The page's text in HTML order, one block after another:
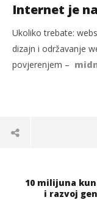
Internet je
Ukoliko trebate:
dizajn i održavanje
povjerenjem –
10 milijuna
i razvoj